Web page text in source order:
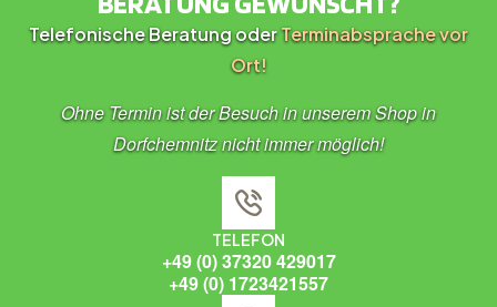
Telefonische Beratung oderTerminabsprache vor
Ort!
Ohne Termin ist der Besuch in unserem Shop in
Dorfchemnitz nicht immer möglich!
TELEFON
+49 (0) 37320 429017
+49 (0) 1723421557